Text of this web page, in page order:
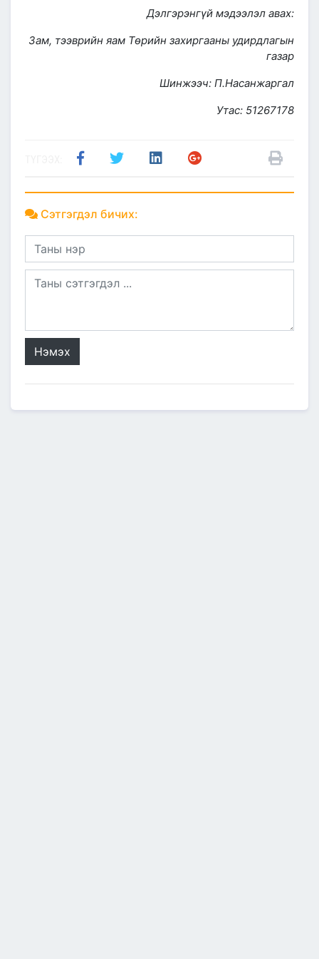
Дэлгэрэнгүй мэдээлэл авах:
Зам, тээврийн яам Төрийн захиргааны удирдлагын
газар
Шинжээч: П.Насанжаргал
Утас: 51267178
Сэтгэгдэл бичих:
Нэмэх